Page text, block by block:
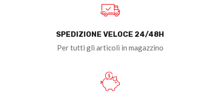
SPEDIZIONE VELOCE 24/48H
Per tutti gli articoli in magazzino